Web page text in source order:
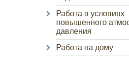
Работа в условиях
повышенного
давления
Работа на дому